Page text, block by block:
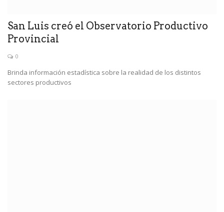
San Luis creó el Observatorio Productivo
Provincial
0
Brinda información estadística sobre la realidad de los distintos
sectores productivos